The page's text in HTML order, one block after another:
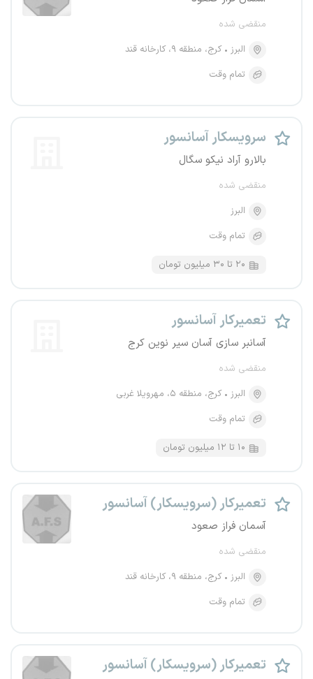
منقضی شده
البرز
کرج، منطقه ۹، کارخانه قند
تمام وقت
سرویسکار آسانسور
بالارو آراد نیکو سگال
منقضی شده
البرز
تمام وقت
۲۰ تا ۳۰ میلیون تومان
تعمیرکار آسانسور
آسانبر سازی آسان سیر نوین کرج
منقضی شده
البرز
کرج، منطقه ۵، مهرویلا غربی
تمام وقت
۱۰ تا ۱۲ میلیون تومان
تعمیرکار (سرویسکار) آسانسور
آسمان فراز صعود
منقضی شده
البرز
کرج، منطقه ۹، کارخانه قند
تمام وقت
تعمیرکار (سرویسکار) آسانسور